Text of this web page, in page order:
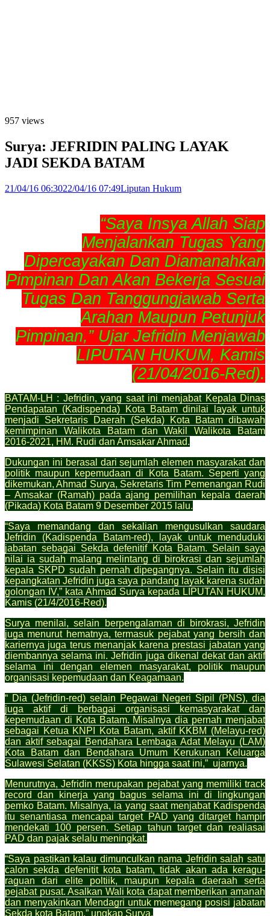
957 views
Surya: JEFRIDIN PALING LAYAK
JADI SEKDA BATAM
21/04/16 06:3022/04/16 07:49Liputan Hukum
“Saya Insya Allah Siap
Menjalankan Tugas Yang
Dipercayakan Dan Diamanahkan
Pimpinan Dan Akan Bekerja Sesuai
Tugas Dan Tanggungjawab Serta
Arahan Maupun Petunjuk
Pimpinan,” Ujar Jefridin Menjawab
LIPUTAN HUKUM, Kamis
(21/04/2016-Red).
BATAM-LH : Jefridin, yang saat ini menjabat Kepala Dinas
Pendapatan (Kadispenda) Kota Batam dinilai layak untuk
menjadi Sekretaris Daerah (Sekda) Kota Batam dibawah
kemimpinan Walikota Batam dan Wakil Walikota Batam
2016-2021, HM. Rudi dan Amsakar Ahmad.
Dukungan ini berasal dari sejumlah elemen masyarakat dan
politik maupun kepemudaan di Kota Batam. Seperti yang
dikemukan, Ahmad Surya, Sekretaris Tim Pemenangan Rudi
– Amsakar (Ramah) pada ajang pemilihan kepala daerah
(Pikada) Kota Batam 9 Desember 2015 lalu.
“Saya memandang dan sekalian mengusulkan saudara
Jefridin (Kadispenda Batam-red), layak untuk menduduki
jabatan sebagai Sekda defenitif Kota Batam. Selain saya
nilai ia sudah malang melintang di birokrasi dan sejumlah
kepala SKPD sudah pernah dipegangnya. Selain itu disisi
kepangkatan Jefridin juga saya pandang layak karena sudah
golongan IV,” kata Ahmad Surya kepada LIPUTAN HUKUM,
Kamis (21/4/2016-Red).
Surya menilai, selain berpengalaman di birokrasi, Jefridin
juga menurut hematnya, termasuk pejabat yang bersih dan
kariernya juga terus menanjak karena prestasi jabatan yang
diembannya selama ini. Jefridin juga dikenal dekat dan aktif
selama ini dengan elemen masyarakat, politik maupun
organisasi kepemudaan dan Keagamaan.
“ Dia (Jefridin-red) selain Pegawai Negeri Sipil (PNS), dia
juga aktif di berbagai organisasi kemasyarakat dan
kepemudaan di Kota Batam. Misalnya dia pernah menjabat
sebagai Ketua KNPI Kota Batam, aktif KKBM (Melayu-red)
dan aktif sebagai Bendahara Lembaga Adat Melayu (LAM)
Kota Batam dan Bendahara Umum Kerukunan Keluarga
Sulawesi Selatan (KKSS) Kota hingga saat ini,” ujarnya.
Menurutnya, Jefridin merupakan pejabat yang memiliki track
record dan kinerja yang bagus selama ini di lingkungan
pemko Batam. Misalnya, ia yang saat menjabat Kadispenda
itu senantiasa mencapai target PAD yang ditarget hampir
mendekati 100 persen. Setiap tahun target dan realiasai
PAD dan pajak selalu meningkat.
“Saya pastikan kalau dimunculkan nama Jefridin salah satu
calon sekda defenitit kota batam, tidak akan ada keragu-
raguan dari elite poltiik, maupun kepala daeraah serta
pejabat pusat. Asalkan Wali kota dapat memberikan amanah
dan menyakinkan Mendagri untuk memegang posisi jabatan
Sekda kota Batam,” ungkap Surya.